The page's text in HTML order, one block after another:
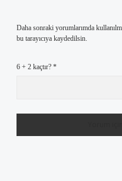
Daha sonraki yorumlarımda
bu tarayıcıya kaydedilsin.
6 + 2 kaçtır? *